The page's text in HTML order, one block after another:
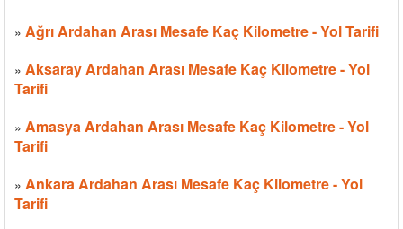
» Ağrı Ardahan Arası Mesafe Kaç Kilometre - Yol Tarifi
» Aksaray Ardahan Arası Mesafe Kaç Kilometre - Yol
Tarifi
» Amasya Ardahan Arası Mesafe Kaç Kilometre - Yol
Tarifi
» Ankara Ardahan Arası Mesafe Kaç Kilometre - Yol
Tarifi